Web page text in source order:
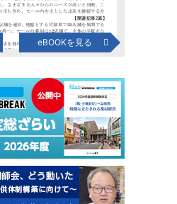
eBOOKを見る